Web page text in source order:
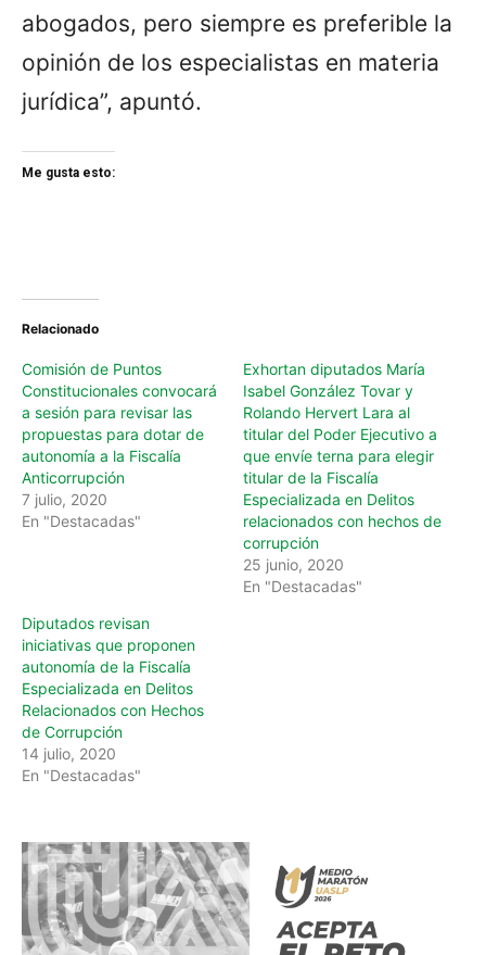
abogados, pero siempre es preferible la
opinión de los especialistas en materia
jurídica”, apuntó.
Me gusta esto:
Relacionado
Comisión de Puntos
Constitucionales convocará
a sesión para revisar las
propuestas para dotar de
autonomía a la Fiscalía
Anticorrupción
7 julio, 2020
En "Destacadas"
Exhortan diputados María
Isabel González Tovar y
Rolando Hervert Lara al
titular del Poder Ejecutivo a
que envíe terna para elegir
titular de la Fiscalía
Especializada en Delitos
relacionados con hechos de
corrupción
25 junio, 2020
En "Destacadas"
Diputados revisan
iniciativas que proponen
autonomía de la Fiscalía
Especializada en Delitos
Relacionados con Hechos
de Corrupción
14 julio, 2020
En "Destacadas"